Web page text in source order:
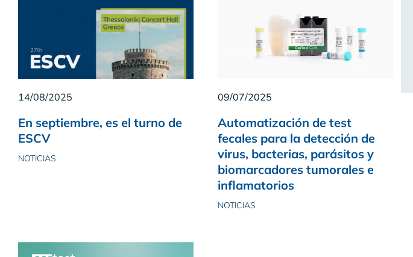
14/08/2025
En septiembre, es el turno de
ESCV
NOTICIAS
09/07/2025
Automatización de test
fecales para la detección de
virus, bacterias, parásitos y
biomarcadores tumorales e
inflamatorios
NOTICIAS